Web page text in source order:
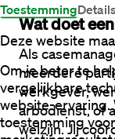
Toestemming
Deze website
Om je beter te
vergelijkbare
website-ervaring.
toestemming
Wat doet
Als
meerdere
werkgever,
arbodienst, of
welzijn. Jij